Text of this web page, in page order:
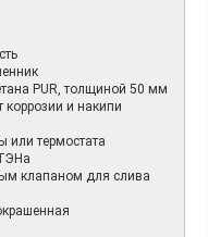
PUR, толщиной 50 мм
и накипи
или термостата
клапаном для слива